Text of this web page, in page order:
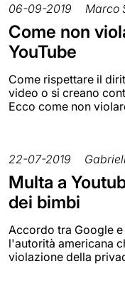
06-09-2019 Marco
Come non
YouTube
Come rispettare il
video o si creano
Ecco come non
22-07-2019
Multa a
dei bimbi
Accordo tra Google
l'autorità americana
violazione della